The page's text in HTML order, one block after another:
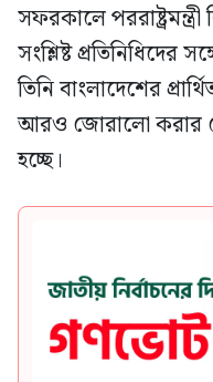
সফরকালে
সংশ্লিষ্ট
তিনি বাংলাদেশের
আরও জোরালো করার
হচ্ছে।